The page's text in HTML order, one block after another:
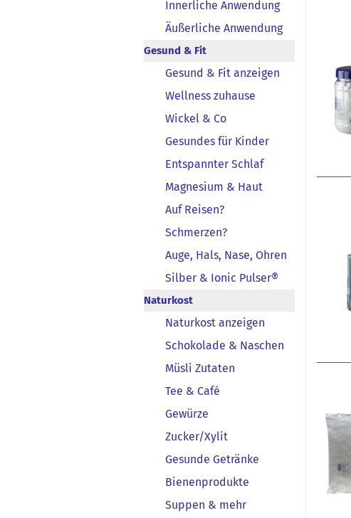
Innerliche Anwendung
Äußerliche Anwendung
Gesund & Fit
Gesund & Fit anzeigen
Wellness zuhause
Wickel & Co
Gesundes für Kinder
Entspannter Schlaf
Magnesium & Haut
Auf Reisen?
Schmerzen?
Auge, Hals, Nase, Ohren
Silber & Ionic Pulser®
Naturkost
Naturkost anzeigen
Schokolade & Naschen
Müsli Zutaten
Tee & Café
Gewürze
Zucker/Xylit
Gesunde Getränke
Bienenprodukte
Suppen & mehr